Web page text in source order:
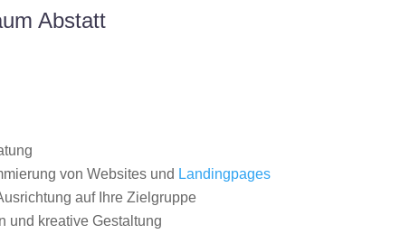
Abstatt
von Websites und Landingpages
auf Ihre Zielgruppe
und kreative Gestaltung